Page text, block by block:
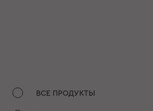
ВСЕ ПРОДУКТЫ